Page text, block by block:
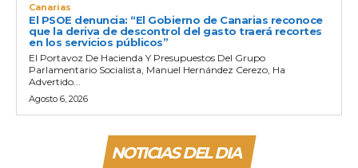
Canarias
El PSOE denuncia: “El Gobierno de Canarias reconoce
que la deriva de descontrol del gasto traerá recortes
en los servicios públicos”
El Portavoz De Hacienda Y Presupuestos Del Grupo
Parlamentario Socialista, Manuel Hernández Cerezo, Ha
Advertido...
Agosto 6, 2026
NOTICIAS DEL DIA